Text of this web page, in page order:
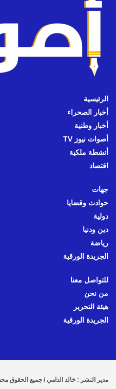
الرئيسية
أخبار الصحراء
أخبار وطنية
أصوات نيوز TV
أنشطة ملكية
اقتصاد
جهات
حوادث وقضايا
دولية
دين ودنيا
رياضة
الجريدة الورقية
للتواصل معنا
من نحن
هيئة التحرير
الجريدة الورقية
مدير النشر : خالد الدامي / جميع الحقوق